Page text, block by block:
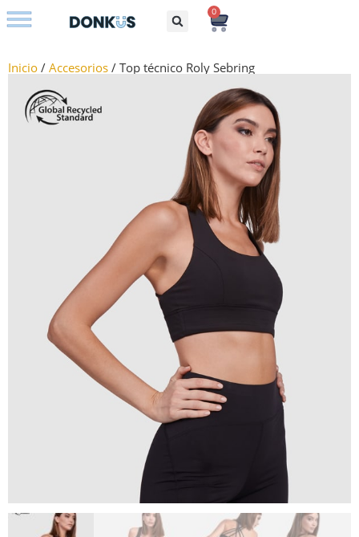
0
Inicio / Accesorios / Top técnico Roly Sebring